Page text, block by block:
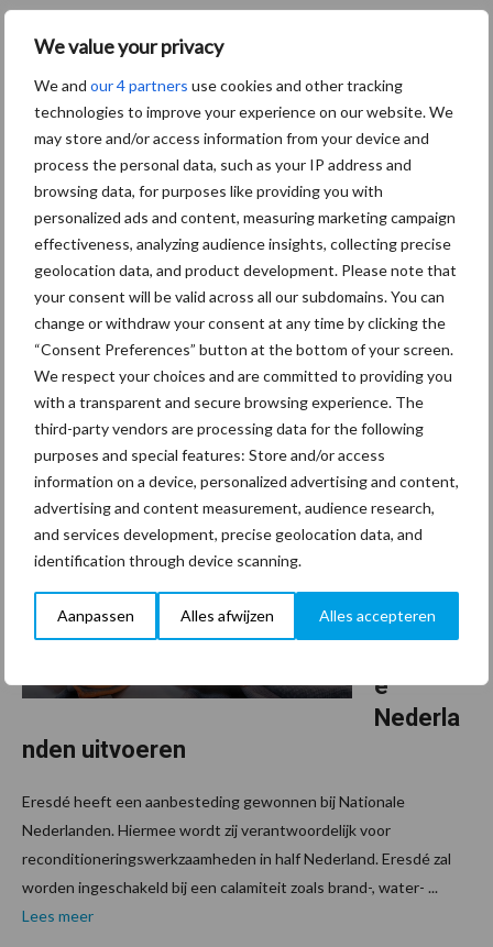
We value your privacy
We and our 4 partners use cookies and other tracking
technologies to improve your experience on our website. We
may store and/or access information from your device and
process the personal data, such as your IP address and
browsing data, for purposes like providing you with
personalized ads and content, measuring marketing campaign
effectiveness, analyzing audience insights, collecting precise
geolocation data, and product development. Please note that
your consent will be valid across all our subdomains. You can
change or withdraw your consent at any time by clicking the
“Consent Preferences” button at the bottom of your screen.
We respect your choices and are committed to providing you
with a transparent and secure browsing experience. The
third-party vendors are processing data for the following
purposes and special features: Store and/or access
information on a device, personalized advertising and content,
advertising and content measurement, audience research,
and services development, precise geolocation data, and
identification through device scanning.
Aanpassen Alles afwijzen Alles accepteren
glasbew
assing
Devente
r
uitvoere
n
Schoonmaakorganisatie Qleaning uit Deventer blijft
verantwoordelijk voor de glasbewassing van het stadhuis van de
gemeente Deventer en Olst-Wijhe. Onlangs werd een
overeenkomst voor vier jaar getekend. Qleaning was al zes jaar ...
Lees meer
Eresdé
mag
conditio
nering
e
Nederla
nden uitvoeren
1 juli 2022
Eresdé heeft een aanbesteding gewonnen bij Nationale
Nederlanden. Hiermee wordt zij verantwoordelijk voor
reconditioneringswerkzaamheden in half Nederland. Eresdé zal
worden ingeschakeld bij een calamiteit zoals brand-, water- ...
Lees meer